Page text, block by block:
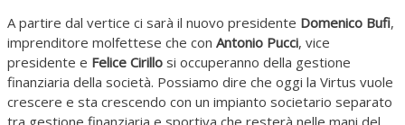
A partire dal vertice ci sarà il nuovo presidente Domenico Bufi,
imprenditore molfettese che con Antonio Pucci, vice
presidente e Felice Cirillo si occuperanno della gestione
finanziaria della società. Possiamo dire che oggi la Virtus vuole
crescere e sta crescendo con un impianto societario separato